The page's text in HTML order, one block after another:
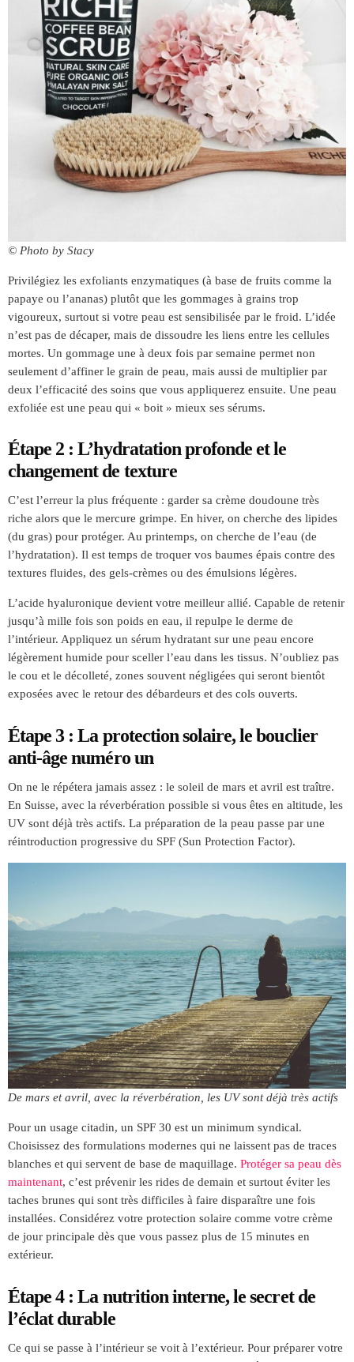
© Photo by Stacy
Privilégiez les exfoliants enzymatiques (à base de fruits comme la
papaye ou l’ananas) plutôt que les gommages à grains trop
vigoureux, surtout si votre peau est sensibilisée par le froid. L’idée
n’est pas de décaper, mais de dissoudre les liens entre les cellules
mortes. Un gommage une à deux fois par semaine permet non
seulement d’affiner le grain de peau, mais aussi de multiplier par
deux l’efficacité des soins que vous appliquerez ensuite. Une peau
exfoliée est une peau qui « boit » mieux ses sérums.
Étape 2 : L’hydratation profonde et le
changement de texture
C’est l’erreur la plus fréquente : garder sa crème doudoune très
riche alors que le mercure grimpe. En hiver, on cherche des lipides
(du gras) pour protéger. Au printemps, on cherche de l’eau (de
l’hydratation). Il est temps de troquer vos baumes épais contre des
textures fluides, des gels-crèmes ou des émulsions légères.
L’acide hyaluronique devient votre meilleur allié. Capable de retenir
jusqu’à mille fois son poids en eau, il repulpe le derme de
l’intérieur. Appliquez un sérum hydratant sur une peau encore
légèrement humide pour sceller l’eau dans les tissus. N’oubliez pas
le cou et le décolleté, zones souvent négligées qui seront bientôt
exposées avec le retour des débardeurs et des cols ouverts.
Étape 3 : La protection solaire, le bouclier
anti-âge numéro un
On ne le répétera jamais assez : le soleil de mars et avril est traître.
En Suisse, avec la réverbération possible si vous êtes en altitude, les
UV sont déjà très actifs. La préparation de la peau passe par une
réintroduction progressive du SPF (Sun Protection Factor).
De mars et avril, avec la réverbération, les UV sont déjà très actifs
Pour un usage citadin, un SPF 30 est un minimum syndical.
Choisissez des formulations modernes qui ne laissent pas de traces
blanches et qui servent de base de maquillage. Protéger sa peau dès
maintenant, c’est prévenir les rides de demain et surtout éviter les
taches brunes qui sont très difficiles à faire disparaître une fois
installées. Considérez votre protection solaire comme votre crème
de jour principale dès que vous passez plus de 15 minutes en
extérieur.
Étape 4 : La nutrition interne, le secret de
l’éclat durable
Ce qui se passe à l’intérieur se voit à l’extérieur. Pour préparer votre